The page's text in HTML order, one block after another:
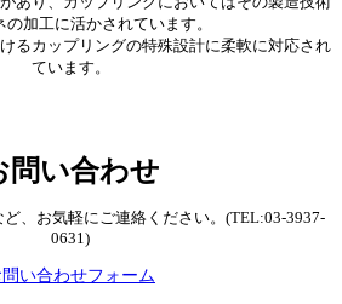
の加工に活かされています。
るカップリングの特殊設計に柔軟に対応され
ています。
問い合わせ
、お気軽にご連絡ください。(TEL:03-3937-
0631)
問い合わせフォーム